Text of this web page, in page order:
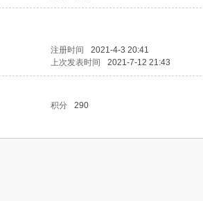
注册时间 2021-4-3 20:41
上次发表时间 2021-7-12 21:43
积分 290